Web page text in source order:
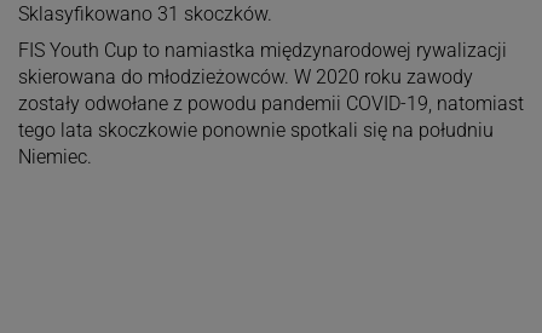
Sklasyfikowano 31 skoczków.
FIS Youth Cup to namiastka międzynarodowej rywalizacji
skierowana do młodzieżowców. W 2020 roku zawody
zostały odwołane z powodu pandemii COVID-19, natomiast
tego lata skoczkowie ponownie spotkali się na południu
Niemiec.